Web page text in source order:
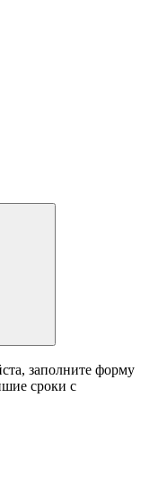
заполните форму
сроки с